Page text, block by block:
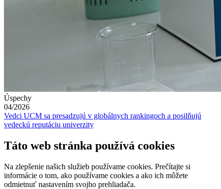
Úspechy
04/2026
Vedci UCM sa presadzujú v globálnych rankingoch a posilňujú
vedeckú reputáciu univerzity
Táto web stránka používá cookies
Na zlepšenie našich služieb používame cookies. Prečítajte si
informácie o tom, ako používame cookies a ako ich môžete
odmietnuť nastavením svojho prehliadača.